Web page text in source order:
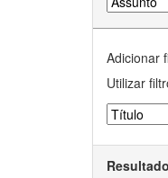
Adicionar
Utilizar